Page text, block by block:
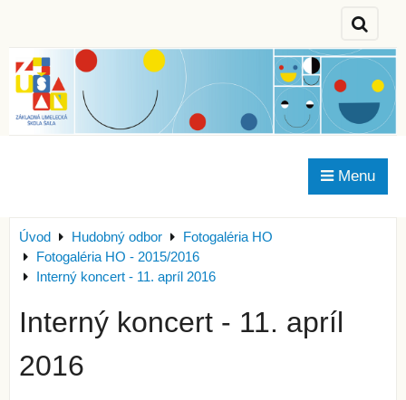
Menu
Úvod Hudobný odbor
Fotogaléria HO
Fotogaléria HO - 2015/2016
Interný koncert - 11. apríl 2016
Interný koncert - 11. apríl
2016